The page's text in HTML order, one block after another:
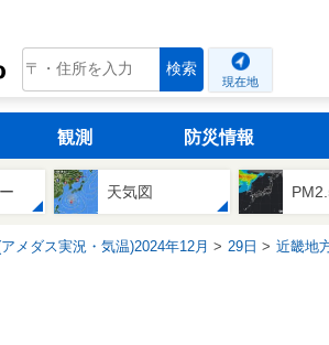
tenki.jp 検索
現在地
観測 防災情報
天気図
メダス実況・気温)2024年12月 29日 近畿地